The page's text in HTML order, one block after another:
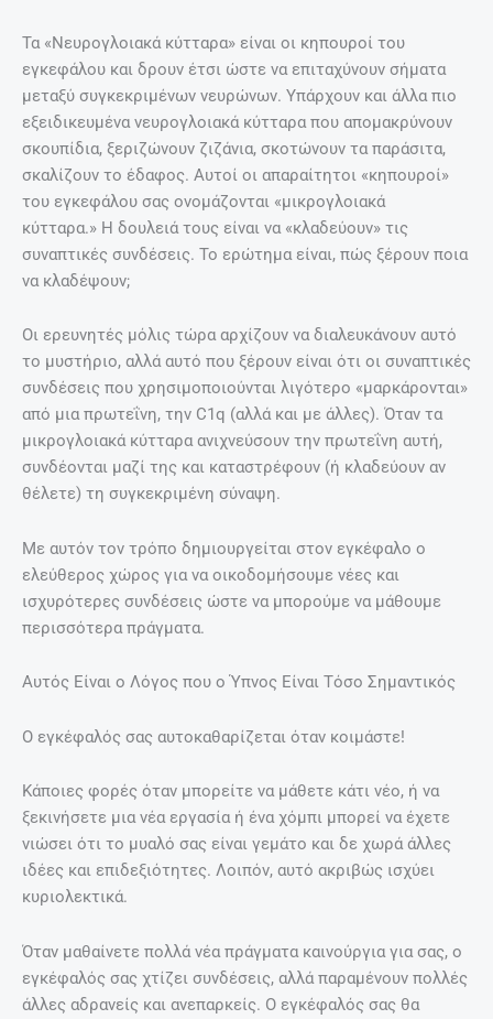
Τα «Νευρογλοιακά κύτταρα» είναι οι κηπουροί του
εγκεφάλου και δρουν έτσι ώστε να επιταχύνουν σήματα
μεταξύ συγκεκριμένων νευρώνων. Υπάρχουν και άλλα πιο
εξειδικευμένα νευρογλοιακά κύτταρα που απομακρύνουν
σκουπίδια, ξεριζώνουν ζιζάνια, σκοτώνουν τα παράσιτα,
σκαλίζουν το έδαφος. Αυτοί οι απαραίτητοι «κηπουροί»
του εγκεφάλου σας ονομάζονται «μικρογλοιακά
κύτταρα.» Η δουλειά τους είναι να «κλαδεύουν» τις
συναπτικές συνδέσεις. Το ερώτημα είναι, πώς ξέρουν ποια
να κλαδέψουν;
Οι ερευνητές μόλις τώρα αρχίζουν να διαλευκάνουν αυτό
το μυστήριο, αλλά αυτό που ξέρουν είναι ότι οι συναπτικές
συνδέσεις που χρησιμοποιούνται λιγότερο «μαρκάρονται»
από μια πρωτεΐνη, την C1q (αλλά και με άλλες). Όταν τα
μικρογλοιακά κύτταρα ανιχνεύσουν την πρωτεΐνη αυτή,
συνδέονται μαζί της και καταστρέφουν (ή κλαδεύουν αν
θέλετε) τη συγκεκριμένη σύναψη.
Με αυτόν τον τρόπο δημιουργείται στον εγκέφαλο ο
ελεύθερος χώρος για να οικοδομήσουμε νέες και
ισχυρότερες συνδέσεις ώστε να μπορούμε να μάθουμε
περισσότερα πράγματα.
Αυτός Είναι ο Λόγος που ο Ύπνος Είναι Τόσο Σημαντικός
Ο εγκέφαλός σας αυτοκαθαρίζεται όταν κοιμάστε!
Κάποιες φορές όταν μπορείτε να μάθετε κάτι νέο, ή να
ξεκινήσετε μια νέα εργασία ή ένα χόμπι μπορεί να έχετε
νιώσει ότι το μυαλό σας είναι γεμάτο και δε χωρά άλλες
ιδέες και επιδεξιότητες. Λοιπόν, αυτό ακριβώς ισχύει
κυριολεκτικά.
Όταν μαθαίνετε πολλά νέα πράγματα καινούργια για σας, ο
εγκέφαλός σας χτίζει συνδέσεις, αλλά παραμένουν πολλές
άλλες αδρανείς και ανεπαρκείς. Ο εγκέφαλός σας θα